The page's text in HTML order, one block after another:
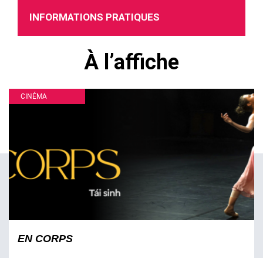
INFORMATIONS PRATIQUES
À l’affiche
CINÉMA
EN CORPS